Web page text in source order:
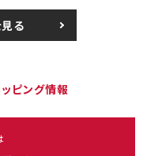
る
ッピング情報